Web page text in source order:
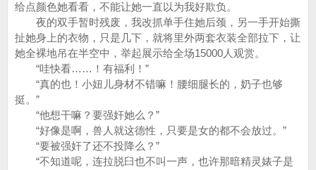
给点颜色她看看，不能让她一直以为我好欺负。
夜的双手暂时残废，我改抓单手住她后颈，另一手开始撕
扯她身上的衣物，只是几下，就将里外两套衣装全部拉下，让
她全裸地吊在半空中，举起展示给全场15000人观赏。
“哇快看……！有福利！”
“真的也！小妞儿身材不错嘛！腰细腿长的，奶子也够
挺。”
“他想干嘛？要强奸她么？”
“好像是啊，兽人就这德性，只要是女的都不会放过。”
“要被强奸了还不投降么？”
“不知道呢，连拉脱臼也不叫一声，也许那暗精灵婊子是